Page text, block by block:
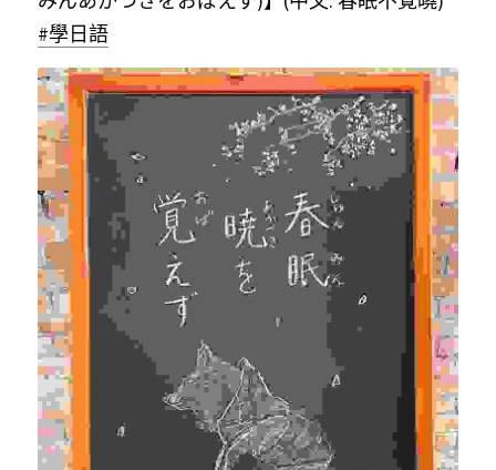
#學日語